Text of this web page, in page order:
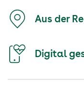
Aus der
Digital